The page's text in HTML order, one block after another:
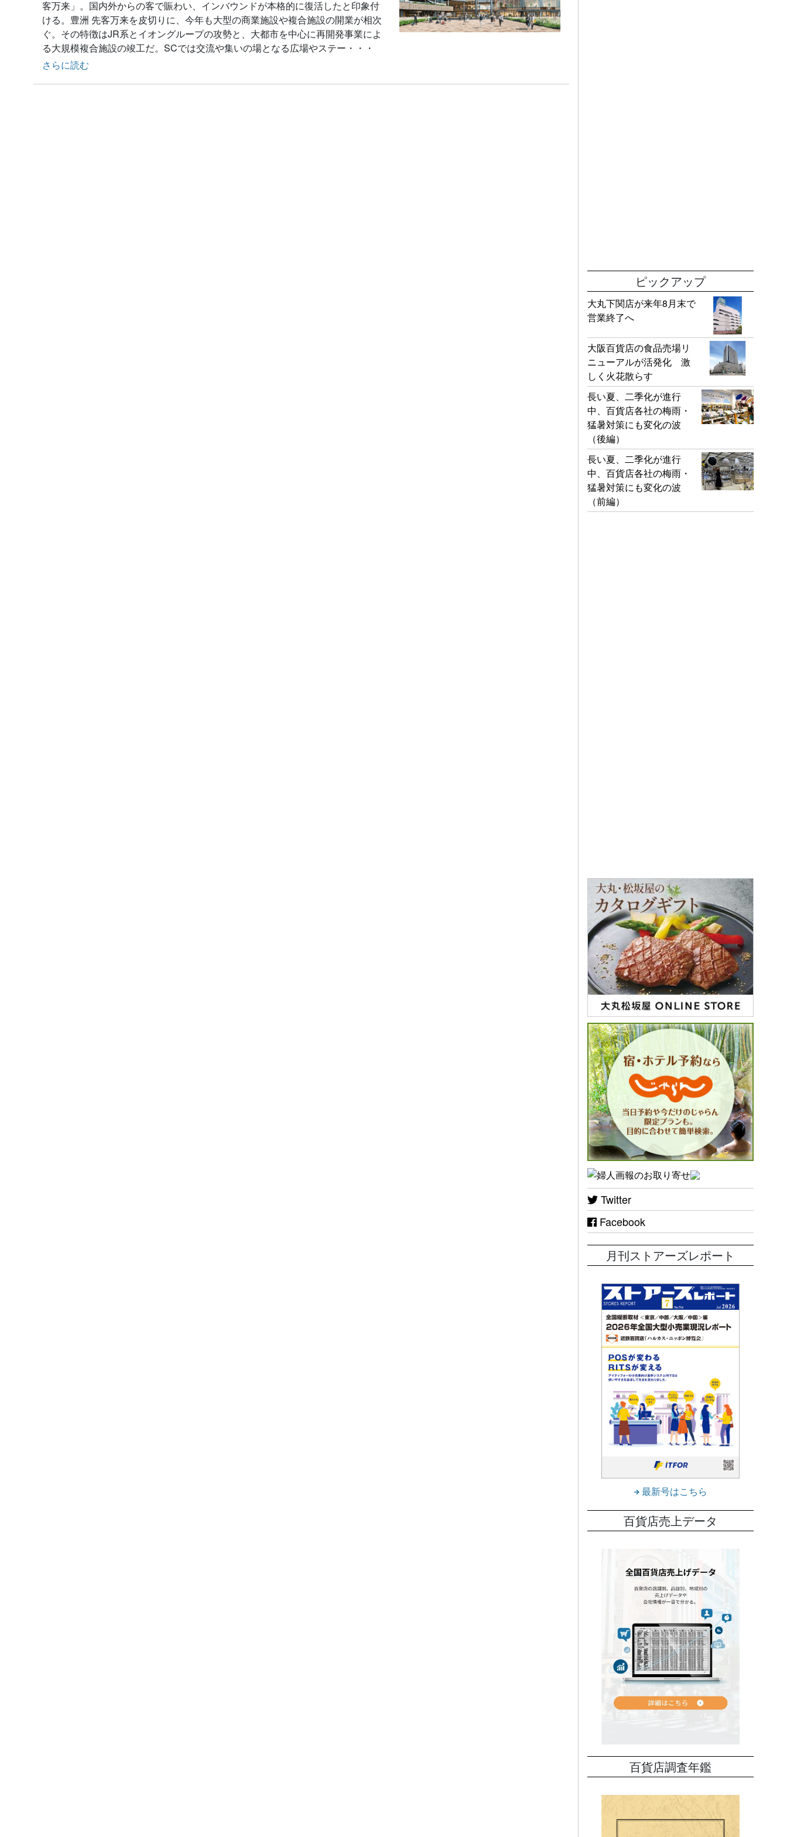
客万来」。国内外からの客で賑わい、インバウンドが本格的に復活したと印象付
ける。豊洲 先客万来を皮切りに、今年も大型の商業施設や複合施設の開業が相次
ぐ。その特徴はJR系とイオングループの攻勢と、大都市を中心に再開発事業によ
る大規模複合施設の竣工だ。SCでは交流や集いの場となる広場やステー・・・
さらに読む
ピックアップ
大丸下関店が来年8月末で
営業終了へ
大阪百貨店の食品売場リ
ニューアルが活発化 激
しく火花散らす
長い夏、二季化が進行
中、百貨店各社の梅雨・
猛暑対策にも変化の波
（後編）
長い夏、二季化が進行
中、百貨店各社の梅雨・
猛暑対策にも変化の波
（前編）
Twitter
Facebook
月刊ストアーズレポート
最新号はこちら
百貨店売上データ
百貨店調査年鑑